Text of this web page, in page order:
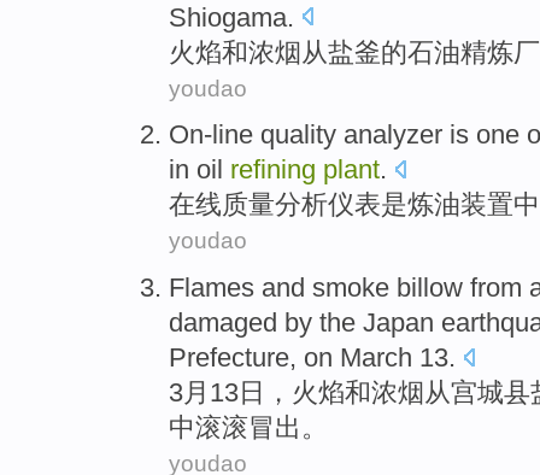
Shiogama.
火焰和浓烟从盐釜的石油精炼厂
youdao
On-line quality analyzer is one
in oil refining plant.
在线质量分析仪表是炼油装置
youdao
Flames and smoke billow from
damaged by the Japan
Prefecture, on March 13.
3月 13日， 火焰和浓烟从宫城县
中滚滚冒出。
youdao